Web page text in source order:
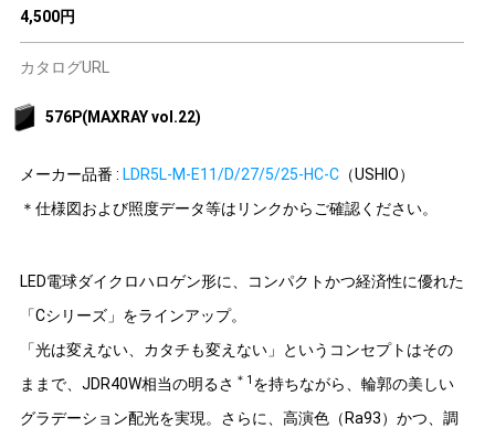
4,500円
カタログURL
576P(MAXRAY vol.22)
メーカー品番 : LDR5L-M-E11/D/27/5/25-HC-C（USHIO）
＊仕様図および照度データ等はリンクからご確認ください。
LED電球ダイクロハロゲン形に、コンパクトかつ経済性に優れた
「Cシリーズ」をラインアップ。
「光は変えない、カタチも変えない」というコンセプトはその
ままで、JDR40W相当の明るさ ＊1 を持ちながら、輪郭の美しい
グラデーション配光を実現。さらに、高演色（Ra93）かつ、調